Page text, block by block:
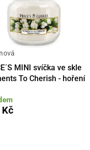
MINI svíčka ve skle
To Cherish - hoření